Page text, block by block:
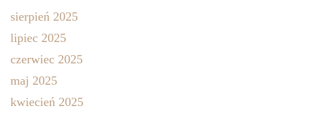
sierpień 2025
lipiec 2025
czerwiec 2025
maj 2025
kwiecień 2025